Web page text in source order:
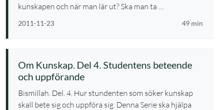
kunskapen och när man lär ut? Ska man ta …
2011-11-23 49 min
Om Kunskap. Del 4. Studentens beteende
och uppförande
Bismillah. Del. 4. Hur stundenten som söker kunskap
skall bete sig och uppföra sig. Denna Serie ska hjälpa